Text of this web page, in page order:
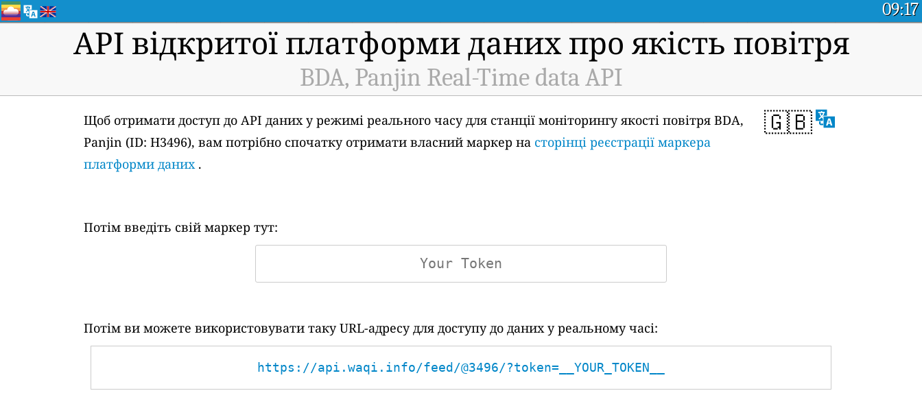
09:17
API відкритої платформи даних про якість повітря
BDA, Panjin Real-Time data API
🇬🇧
Щоб отримати доступ до API даних у режимі реального часу для станції моніторингу якості повітря BDA,
Panjin (ID: H3496), вам потрібно спочатку отримати власний маркер на сторінці реєстрації маркера
платформи даних.
Потім введіть свій маркер тут:
Потім ви можете використовувати таку URL-адресу для доступу до даних у реальному часі:
https://api.waqi.info/feed/@3496/?token=__YOUR_TOKEN__